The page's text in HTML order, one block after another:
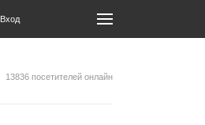
Вход
13836 посетителей онлайн